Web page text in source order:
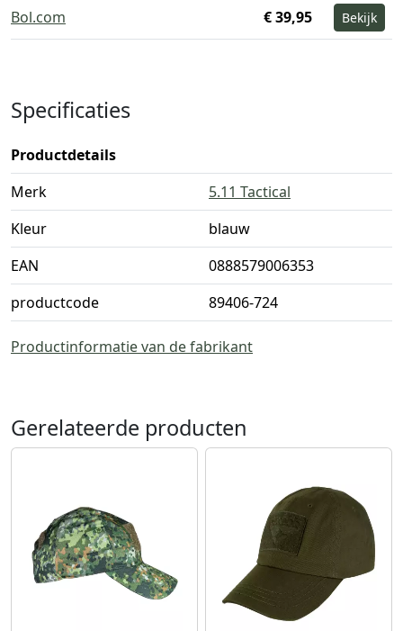
Bol.com € 39,95 Bekijk
Specificaties
Productdetails
Merk
5.11 Tactical
Kleur
blauw
EAN
0888579006353
productcode
89406-724
Productinformatie van de fabrikant
Gerelateerde producten